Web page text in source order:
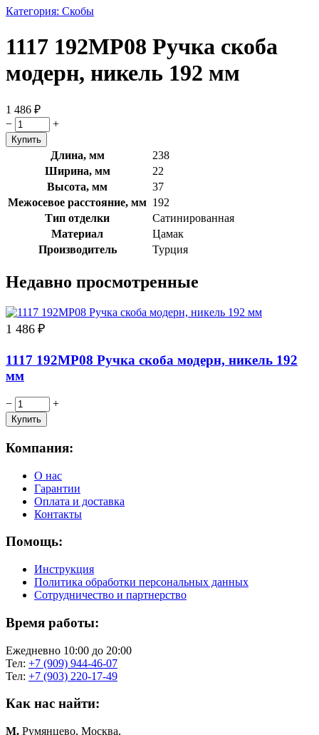
Категория: Скобы
1117 192MP08 Ручка скоба
модерн, никель 192 мм
1 486 ₽
−
+
Длина, мм
238
Ширина, мм
22
Высота, мм
37
Межосевое расстояние, мм 192
Тип отделки
Сатинированная
Материал
Цамак
Производитель
Турция
Недавно просмотренные
1 486 ₽
1117 192MP08 Ручка скоба модерн, никель 192
мм
− +
Компания:
О нас
Гарантии
Оплата и доставка
Контакты
Помощь:
Инструкция
Политика обработки персональных данных
Сотрудничество и партнерство
Время работы:
Ежедневно 10:00 до 20:00
Тел: +7 (909) 944-46-07
Тел: +7 (903) 220-17-49
Как нас найти:
М. Румянцево, Москва,